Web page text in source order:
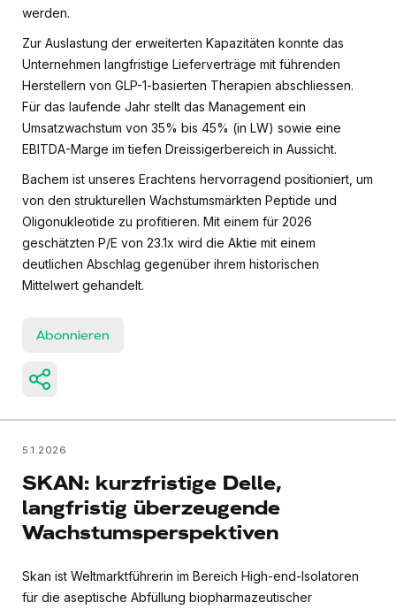
werden.
Zur Auslastung der erweiterten Kapazitäten konnte das
Unternehmen langfristige Lieferverträge mit führenden
Herstellern von GLP-1-basierten Therapien abschliessen.
Für das laufende Jahr stellt das Management ein
Umsatzwachstum von 35% bis 45% (in LW) sowie eine
EBITDA-Marge im tiefen Dreissigerbereich in Aussicht.
Bachem ist unseres Erachtens hervorragend positioniert, um
von den strukturellen Wachstumsmärkten Peptide und
Oligonukleotide zu profitieren. Mit einem für 2026
geschätzten P/E von 23.1x wird die Aktie mit einem
deutlichen Abschlag gegenüber ihrem historischen
Mittelwert gehandelt.
Abonnieren
5.1.2026
SKAN: kurzfristige Delle,
langfristig überzeugende
Wachstumsperspektiven
Skan ist Weltmarktführerin im Bereich High-end-Isolatoren
für die aseptische Abfüllung biopharmazeutischer